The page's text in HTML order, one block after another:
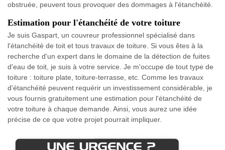
obstruée, peuvent tous provoquer des dommages à l'étanchéité.
Estimation pour l'étanchéité de votre toiture
Je suis Gaspart, un couvreur professionnel spécialisé dans
l'étanchéité de toit et tous travaux de toiture. Si vous êtes à la
recherche d'un expert dans le domaine de la détection de fuites
d'eau de toit, je suis à votre service. Je m'occupe de tout type de
toiture : toiture plate, toiture-terrasse, etc. Comme les travaux
d'étanchéité peuvent requérir un investissement considérable, je
vous fournis gratuitement une estimation pour l'étanchéité de
votre toiture à chaque demande. Ainsi, vous aurez une idée
précise de ce que votre projet pourrait impliquer.